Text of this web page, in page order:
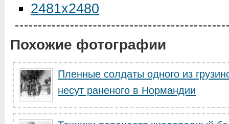
2481x2480
Похожие фотографии
Пленные солдаты одного из
несут раненого в Нормандии